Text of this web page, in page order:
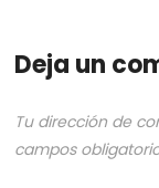
Deja un
Tu dirección de
campos